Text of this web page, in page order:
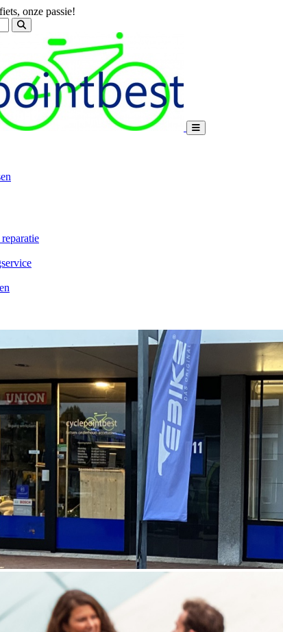
onze passie!